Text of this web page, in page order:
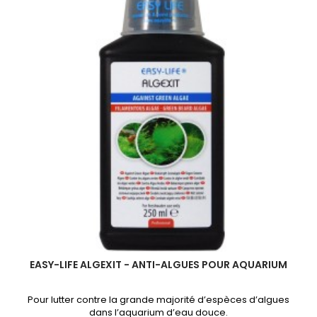
EASY-LIFE ALGEXIT - ANTI-ALGUES POUR AQUARIUM
Pour lutter contre la grande majorité d’espèces d’algues
dans l’aquarium d’eau douce.